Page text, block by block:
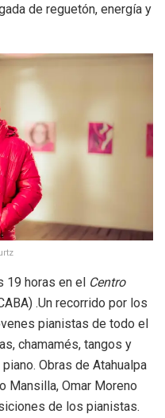
de reguetón, energía y
19 horas en el Centro
.Un recorrido por los
pianistas de todo el
chamamés, tangos y
Obras de Atahualpa
Mansilla, Omar Moreno
de los pianistas.